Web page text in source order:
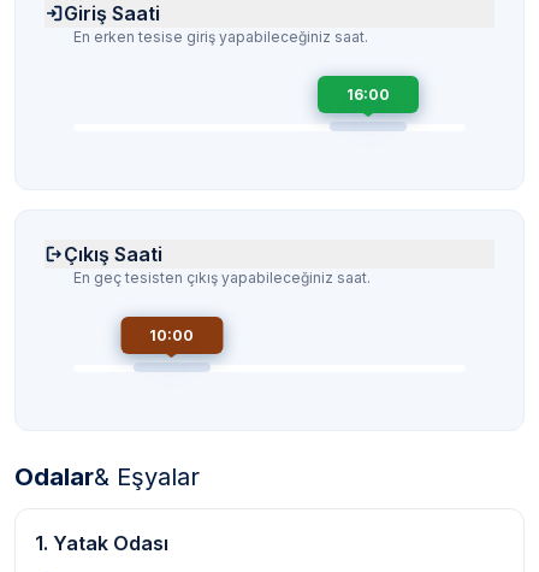
Giriş Saati
En erken tesise giriş yapabileceğiniz saat.
16:00
Çıkış Saati
En geç tesisten çıkış yapabileceğiniz saat.
10:00
Odalar& Eşyalar
1. Yatak Odası